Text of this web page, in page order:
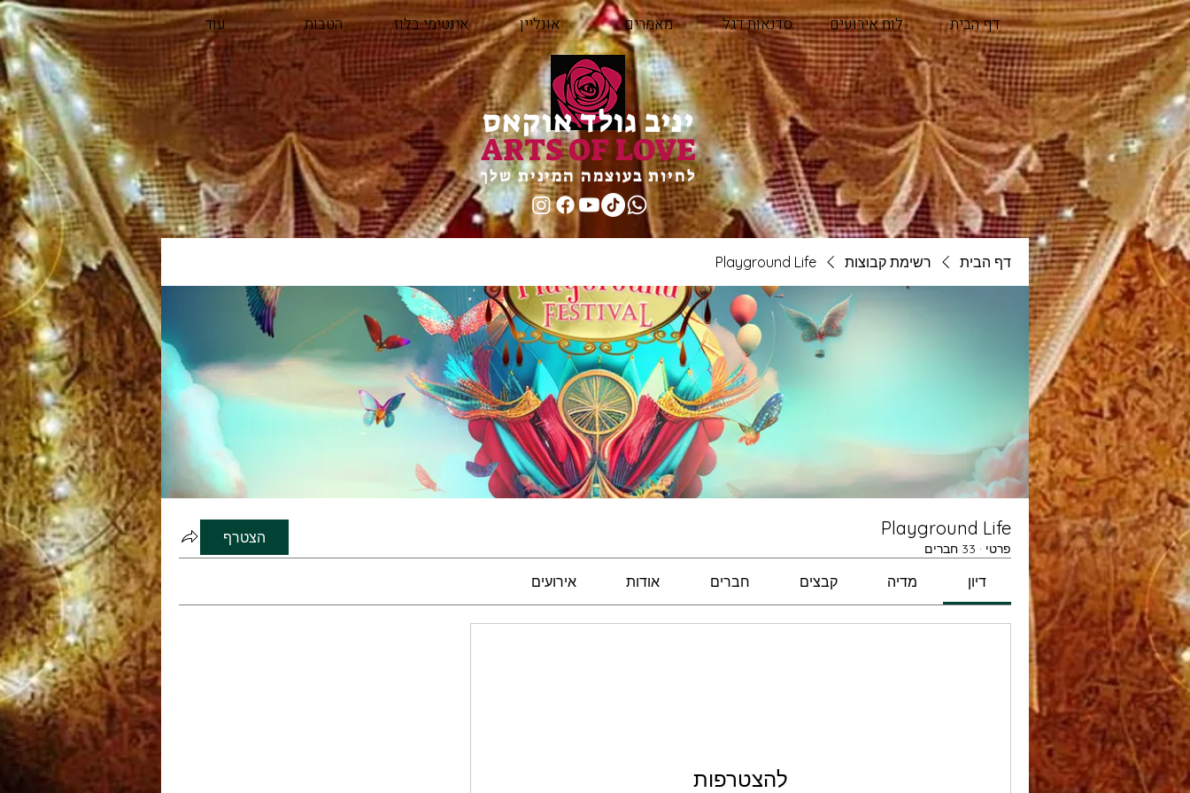
דף הבית לוח אירועים סדנאות דגל מאמרים אונליין אינטימי בלוז הטבות עוד
יניב גולד אוקאס
ARTS OF LOVE
לחיות בעוצמה המינית שלך
דף הבית רשימת קבוצות Playground Life
Playground Life
פרטי · 33 חברים
הצטרף
דיון מדיה קבצים חברים אודות אירועים
להצטרפות